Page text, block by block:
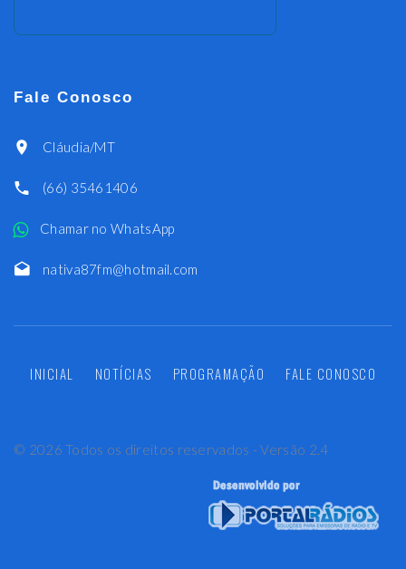
Fale Conosco
Cláudia/MT
(66) 35461406
Chamar no WhatsApp
nativa87fm@hotmail.com
INICIAL NOTÍCIAS PROGRAMAÇÃO FALE CONOSCO
© 2026 Todos os direitos reservados - Versão 2.4